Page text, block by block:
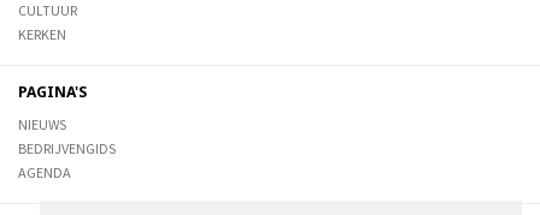
CULTUUR
KERKEN
PAGINA'S
NIEUWS
BEDRIJVENGIDS
AGENDA